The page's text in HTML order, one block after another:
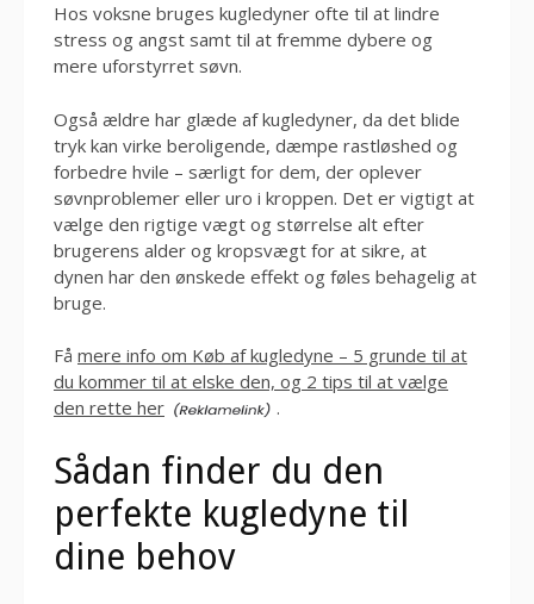
Hos voksne bruges kugledyner ofte til at lindre
stress og angst samt til at fremme dybere og
mere uforstyrret søvn.
Også ældre har glæde af kugledyner, da det blide
tryk kan virke beroligende, dæmpe rastløshed og
forbedre hvile – særligt for dem, der oplever
søvnproblemer eller uro i kroppen. Det er vigtigt at
vælge den rigtige vægt og størrelse alt efter
brugerens alder og kropsvægt for at sikre, at
dynen har den ønskede effekt og føles behagelig at
bruge.
Få mere info om Køb af kugledyne – 5 grunde til at
du kommer til at elske den, og 2 tips til at vælge
den rette her
.
Sådan finder du den
perfekte kugledyne til
dine behov